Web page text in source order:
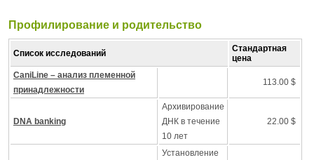
Профилирование и pодительство
Список исследований
Стандартная
цена
CaniLine – анализ племенной
принадлежности
113.00 $
DNA banking
Архивирование
ДНК в течение
10 лет
22.00 $
Установление